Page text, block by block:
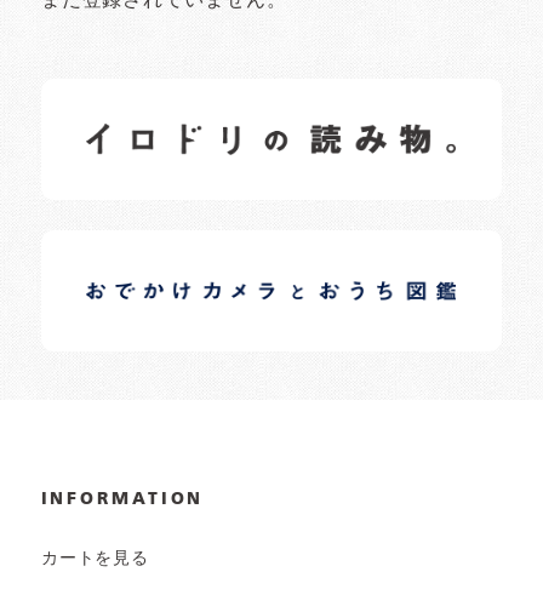
日常の様子など随時更新中です。
日常の様子など随時更新中です。
INFORMATION
カートを見る